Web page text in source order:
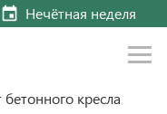
Hечётная неделя
кресла